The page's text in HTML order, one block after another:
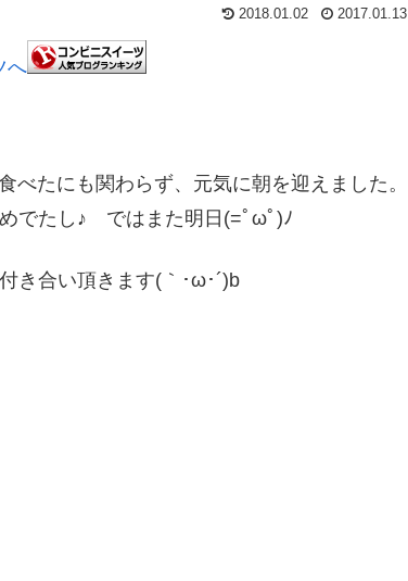
2018.01.02 2017.01.13
べたにも関わらず、元気に朝を迎えました。
でたし♪ ではまた明日(=ﾟωﾟ)ﾉ
き合い頂きます(｀･ω･´)b